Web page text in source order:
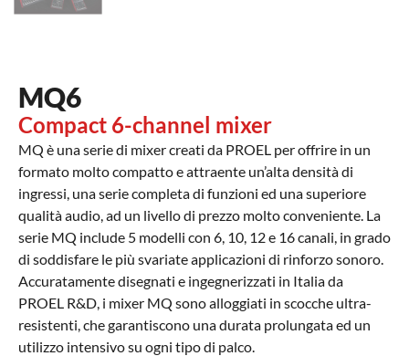
MQ6
Compact 6-channel mixer
MQ è una serie di mixer creati da PROEL per offrire in un
formato molto compatto e attraente un’alta densità di
ingressi, una serie completa di funzioni ed una superiore
qualità audio, ad un livello di prezzo molto conveniente. La
serie MQ include 5 modelli con 6, 10, 12 e 16 canali, in grado
di soddisfare le più svariate applicazioni di rinforzo sonoro.
Accuratamente disegnati e ingegnerizzati in Italia da
PROEL R&D, i mixer MQ sono alloggiati in scocche ultra-
resistenti, che garantiscono una durata prolungata ed un
utilizzo intensivo su ogni tipo di palco.